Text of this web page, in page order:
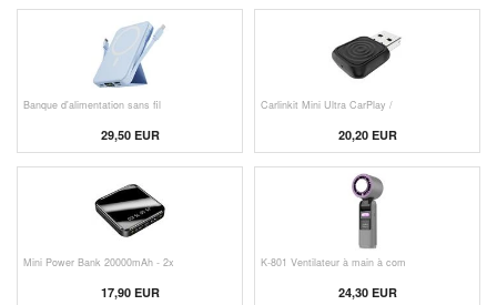
Banque d'alimentation sans fil
29,50 EUR
Carlinkit Mini Ultra CarPlay /
20,20 EUR
Mini Power Bank 20000mAh - 2x
17,90 EUR
K-801 Ventilateur à main à com
24,30 EUR